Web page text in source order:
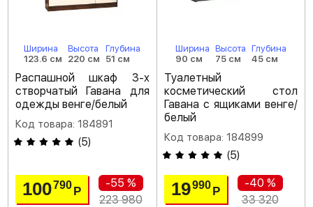
Ширина
123.6 см
Высота
220 см
Глубина
51 см
Распашной шкаф 3-х
створчатый Гавана для
одежды венге/белый
Код товара: 184891
(5)
100790Р
-55 %
223 980
Ширина
90 см
Высота
75 см
Глубина
45 см
Туалетный
косметический стол
Гавана с ящиками венге/
белый
Код товара: 184899
(5)
19990 Р
-40 %
33 320